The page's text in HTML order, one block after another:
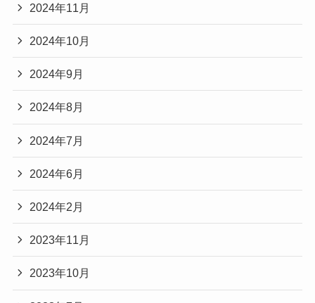
2024年11月
2024年10月
2024年9月
2024年8月
2024年7月
2024年6月
2024年2月
2023年11月
2023年10月